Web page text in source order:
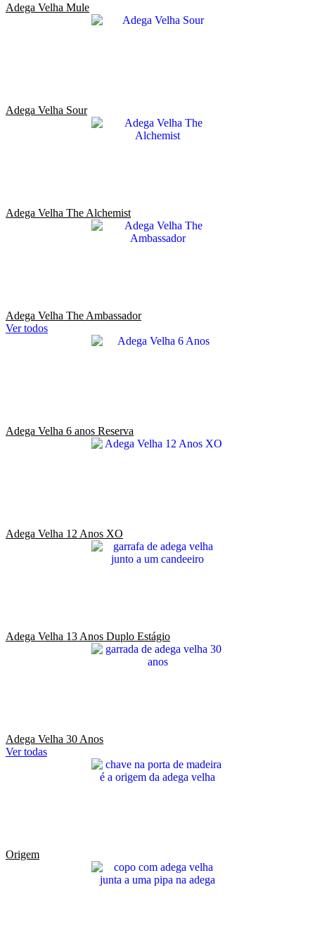
Adega Velha Mule
Adega Velha Sour
Adega Velha The Alchemist
Adega Velha The Ambassador
Ver todos
Adega Velha 6 anos Reserva
Adega Velha 12 Anos XO
Adega Velha 13 Anos Duplo Estágio
Adega Velha 30 Anos
Ver todas
Origem